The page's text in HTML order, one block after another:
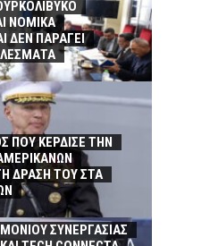
ΝΟΜΙΚΑ
ΔΕΝ ΠΑΡΑΓΕΙ
ΠΟΥ ΚΕΡΔΙΣΕ ΤΗΝ
ΔΡΑΣΗ ΤΟΥ ΣΤΑ
ΣΥΝΕΡΓΑΣΙΑΣ